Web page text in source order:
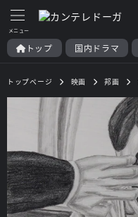
トップ 国内ドラマ
トップページ 映画 邦画